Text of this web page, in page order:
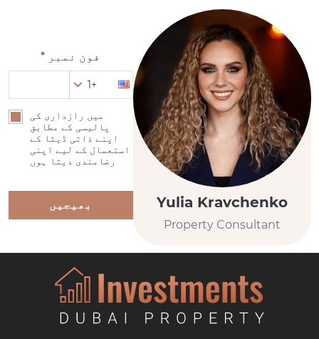
Yulia Kravchenko
Property Consultant
فون نمبر *
+1
میں رازداری کی
پالیسی کے مطابق
اپنے ذاتی ڈیٹا کے
استعمال کے لیے اپنی
رضامندی دیتا ہوں
بھیجیں